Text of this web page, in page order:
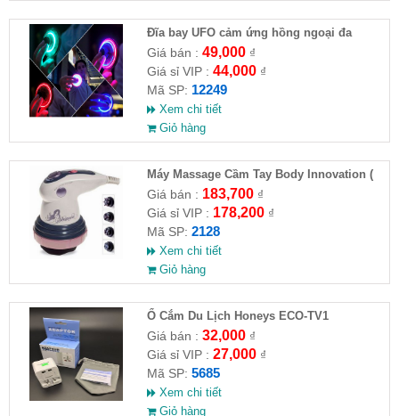
Đĩa bay UFO cảm ứng hồng ngoại đa
chiều tự động bay về
Giá bán : 49,000₫
Giá sỉ VIP : 44,000₫
Mã SP: 12249
Xem chi tiết
Giỏ hàng
Máy Massage Cầm Tay Body Innovation (
HĐ )
Giá bán : 183,700₫
Giá sỉ VIP : 178,200₫
Mã SP: 2128
Xem chi tiết
Giỏ hàng
Ổ Cắm Du Lịch Honeys ECO-TV1
Giá bán : 32,000₫
Giá sỉ VIP : 27,000₫
Mã SP: 5685
Xem chi tiết
Giỏ hàng